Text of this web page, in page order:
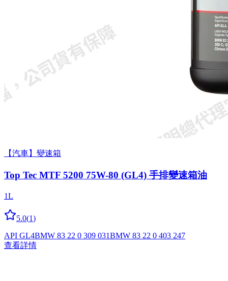
【汽車】變速箱
Top Tec MTF 5200 75W-80 (GL4) 手排變速箱油
1L
5.0(1)
API GL4BMW 83 22 0 309 031BMW 83 22 0 403 247
查看詳情